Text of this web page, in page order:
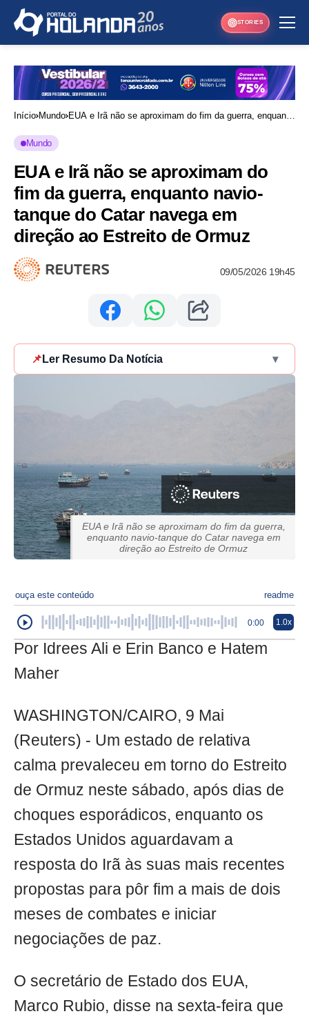
STORIES
Início Mundo EUA e Irã não se aproximam do fim da guerra, enquanto
Mundo
EUA e Irã não se aproximam do
fim da guerra, enquanto navio-
tanque do Catar navega em
direção ao Estreito de Ormuz
09/05/2026 19h45
📌 Ler Resumo Da Notícia ▾
EUA e Irã não se aproximam do fim da guerra,
enquanto navio-tanque do Catar navega em
direção ao Estreito de Ormuz
ouça este conteúdo readme
0:00 1.0x
Por Idrees Ali e Erin Banco e Hatem
Maher
WASHINGTON/CAIRO, 9 Mai
(Reuters) - Um estado de relativa
calma prevaleceu em torno do Estreito
de Ormuz neste sábado, após dias de
choques esporádicos, enquanto os
Estados Unidos aguardavam a
resposta do Irã às suas mais recentes
propostas para pôr fim a mais de dois
meses de combates e iniciar
negociações de paz.
O secretário de Estado dos EUA,
Marco Rubio, disse na sexta-feira que